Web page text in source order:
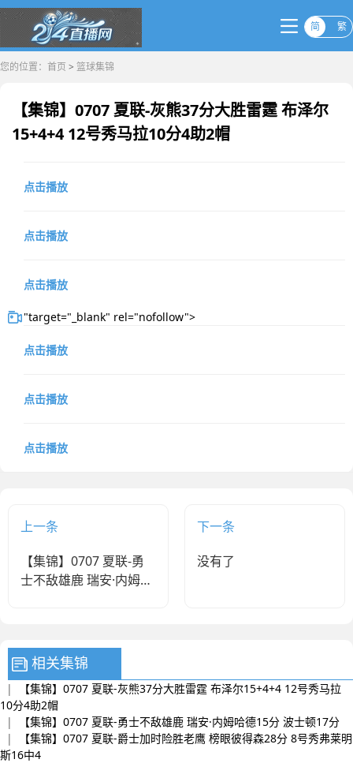
简 繁
您的位置： 首页 > 篮球集锦
【集锦】0707 夏联-灰熊37分大胜雷霆 布泽尔
15+4+4 12号秀马拉10分4助2帽
点击播放
点击播放
点击播放
"target="_blank" rel="nofollow">
点击播放
点击播放
点击播放
上一条
【集锦】0707 夏联-勇
士不敌雄鹿 瑞安·内姆哈
下一条
没有了
相关集锦
|
【集锦】0707 夏联-灰熊37分大胜雷霆 布泽尔15+4+4 12号秀马拉
10分4助2帽
|
【集锦】0707 夏联-勇士不敌雄鹿 瑞安·内姆哈德15分 波士顿17分
|
【集锦】0707 夏联-爵士加时险胜老鹰 榜眼彼得森28分 8号秀弗莱明
斯16中4